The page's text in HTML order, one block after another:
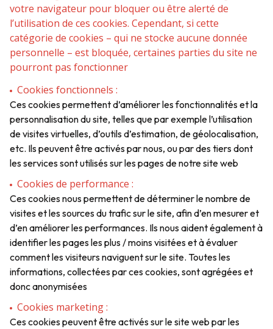
votre navigateur pour bloquer ou être alerté de
l’utilisation de ces cookies. Cependant, si cette
catégorie de cookies – qui ne stocke aucune donnée
personnelle – est bloquée, certaines parties du site ne
pourront pas fonctionner
Cookies fonctionnels :
Ces cookies permettent d’améliorer les fonctionnalités et la
personnalisation du site, telles que par exemple l’utilisation
de visites virtuelles, d’outils d’estimation, de géolocalisation,
etc. Ils peuvent être activés par nous, ou par des tiers dont
les services sont utilisés sur les pages de notre site web
Cookies de performance :
Ces cookies nous permettent de déterminer le nombre de
visites et les sources du trafic sur le site, afin d’en mesurer et
d’en améliorer les performances. Ils nous aident également à
identifier les pages les plus / moins visitées et à évaluer
comment les visiteurs naviguent sur le site. Toutes les
informations, collectées par ces cookies, sont agrégées et
donc anonymisées
Cookies marketing :
Ces cookies peuvent être activés sur le site web par les